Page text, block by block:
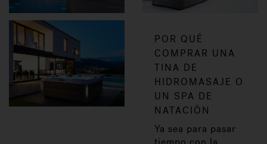
POR QUÉ
COMPRAR UNA
TINA DE
HIDROMASAJE O
UN SPA DE
NATACIÓN
Ya sea para pasar